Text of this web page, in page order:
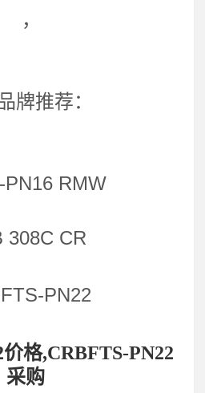
，
牌推荐：
PN16 RMW
308C CR
PN22
格,CRBFTS-PN22
采购